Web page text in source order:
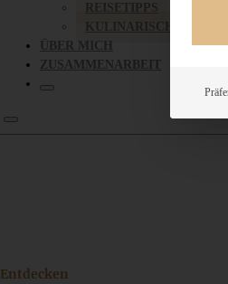
REISETIPPS
KULINARISCH
ÜBER MICH
ZUSAMMENARBEIT
Entdecken